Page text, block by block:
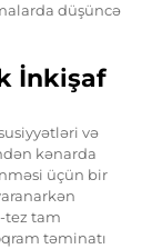
düşüncə
İnkişaf
və
kənarda
üçün bir
tez tam
təminatı